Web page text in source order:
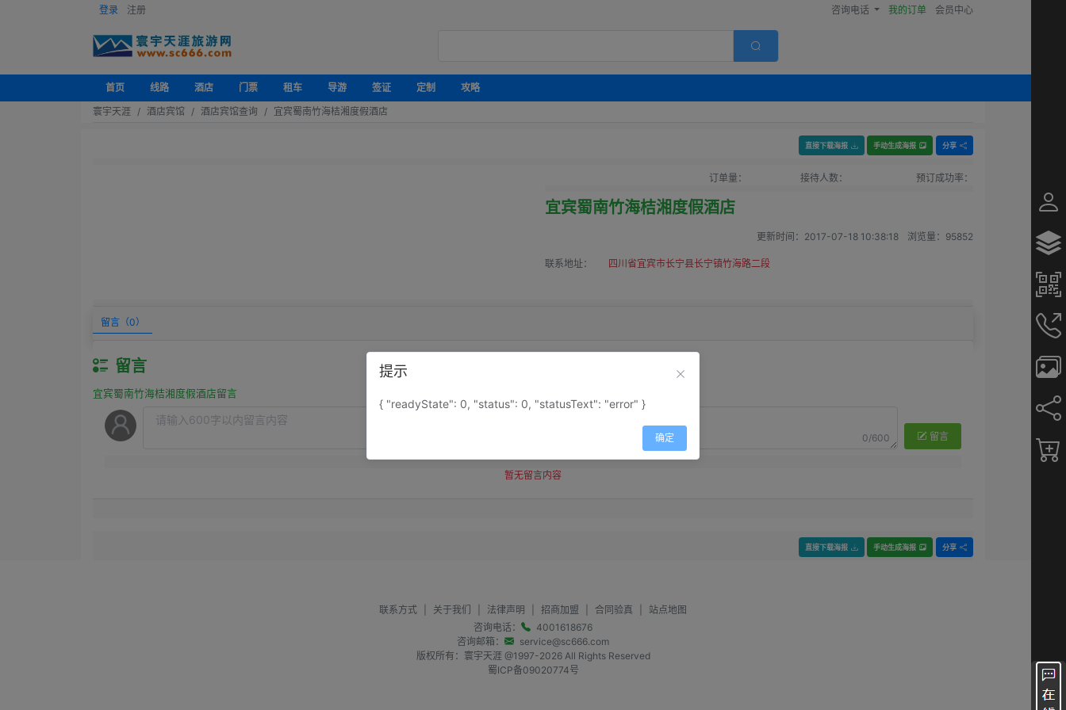
登录 注册 咨询电话 我的订单 会员中心
首页 线路 酒店 门票 租车 导游 签证 定制
攻略
寰宇天涯
酒店宾馆 酒店宾馆查询 宜宾蜀南竹海桔湘度假酒店
直接下载海报 手动生成海报 分享
订单量： 接待人数： 预订成功率：
宜宾蜀南竹海桔湘度假酒店
更新时间： 2017-07-18 10:38:18 浏览量： 95852
联系地址： 四川省宜宾市长宁县长宁镇竹海路二段
留言（0）
留言
宜宾蜀南竹海桔湘度假酒店留言
0/600 留言
暂无留言内容
直接下载海报 手动生成海报 分享
联系方式 关于我们 法律声明 招商加盟 合同验真
站点地图
咨询电话：
4001618676
咨询邮箱：
service@sc666.com
版权所有：寰宇天涯 @1997-2026All Rights Reserved
蜀ICP备09020774号
提示
{ "readyState": 0, "status": 0, "statusText": "error" }
确定